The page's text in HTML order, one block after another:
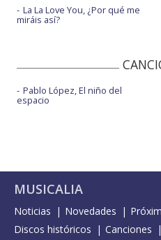
La La Love You, ¿Por qué me
miráis así?
Pablo López, El niño del
espacio
MUSICALIA
Noticias Novedades
Discos históricos
Canciones